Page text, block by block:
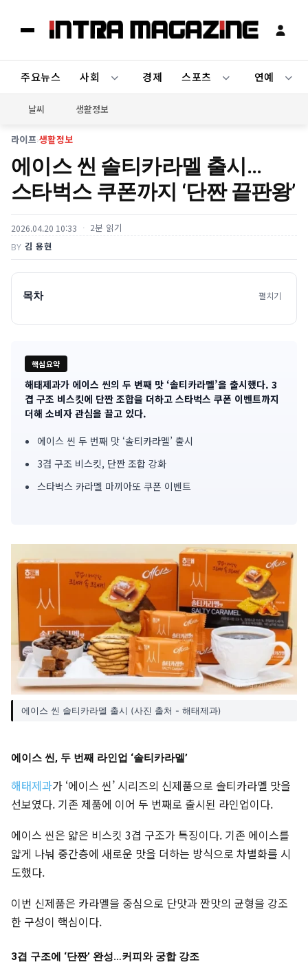
주요뉴스 사회 경제 스포츠 연예
날씨 생활정보
라이프›생활정보
에이스 씬 솔티카라멜 출시…
스타벅스 쿠폰까지 ‘단짠 끝판왕’
2026.04.20 10:33 2분 읽기
BY 김 용현
목차 펼치기
핵심요약
기
사
핵
심
해태제과가 에이스 씬의 두 번째 맛 ‘솔티카라멜’을 출시했다. 3
겹 구조 비스킷에 단짠 조합을 더하고 스타벅스 쿠폰 이벤트까지
더해 소비자 관심을 끌고 있다.
에이스 씬 두 번째 맛 ‘솔티카라멜’ 출시
3겹 구조 비스킷, 단짠 조합 강화
스타벅스 카라멜 마끼아또 쿠폰 이벤트
에이스 씬 솔티카라멜 출시 (사진 출처 - 해태제과)
에이스 씬, 두 번째 라인업 ‘솔티카라멜’
해태제과가 ‘에이스 씬’ 시리즈의 신제품으로 솔티카라멜 맛을
선보였다. 기존 제품에 이어 두 번째로 출시된 라인업이다.
에이스 씬은 얇은 비스킷 3겹 구조가 특징이다. 기존 에이스를
얇게 나눠 중간층에 새로운 맛을 더하는 방식으로 차별화를 시
도했다.
이번 신제품은 카라멜을 중심으로 단맛과 짠맛의 균형을 강조
한 구성이 핵심이다.
3겹 구조에 ‘단짠’ 완성…커피와 궁합 강조